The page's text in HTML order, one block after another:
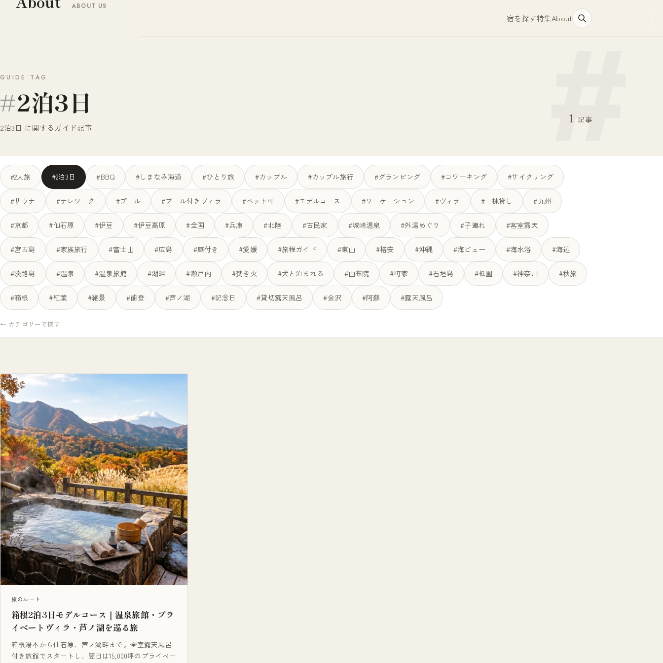
宿を探す特集About
ABOUT US
GUIDE TAG
#2泊3日
2泊3日 に関するガイド記事
1 記事
#2人旅 #2泊3日 #BBQ #しまなみ海道 #ひとり旅 #カップル #カップル旅行 #グランピング #コワーキング #サイクリング
#サウナ #テレワーク #プール #プール付きヴィラ #ペット可 #モデルコース #ワーケーション #ヴィラ #一棟貸し #九州
#京都 #仙石原 #伊豆 #伊豆高原 #全国 #兵庫 #北陸 #古民家 #城崎温泉 #外湯めぐり #子連れ #客室露天
#宮古島 #家族旅行 #富士山 #広島 #庭付き #愛媛 #旅程ガイド #東山 #格安 #沖縄 #海ビュー #海水浴 #海辺
#淡路島 #温泉 #温泉旅館 #湖畔 #瀬戸内 #焚き火 #犬と泊まれる #由布院 #町家 #石垣島 #祇園 #神奈川 #秋旅
#箱根 #紅葉 #絶景 #能登 #芦ノ湖 #記念日 #貸切露天風呂 #金沢 #阿蘇 #露天風呂
← カテゴリーで探す
旅のルート
箱根2泊3日モデルコース｜温泉旅館・プラ
イベートヴィラ・芦ノ湖を巡る旅
箱根湯本から仙石原、芦ノ湖畔まで。全室露天風呂
付き旅館でスタートし、翌日は15,000坪のプライベー